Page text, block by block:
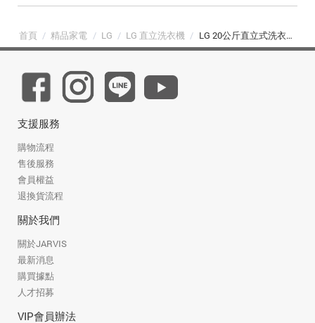
首頁 / 精品家電 / LG / LG 直立洗衣機 / LG 20公斤直立式洗衣機 EZ 系列｜夜墨灰｜AI DD™ 蒸氣直驅變頻 (WT-TD20HG)
支援服務
購物流程
售後服務
會員權益
退換貨流程
關於我們
關於JARVIS
最新消息
購買據點
人才招募
VIP會員辦法